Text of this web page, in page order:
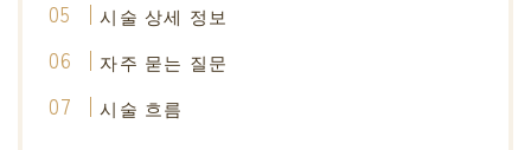
시술 상세 정보
자주 묻는 질문
시술 흐름